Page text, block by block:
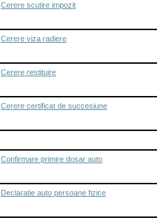
Cerere scutire impozit
Cerere viza radiere
Cerere restituire
Cerere certificat de succesiune
Confirmare primire dosar auto
Declaratie auto persoane fizice